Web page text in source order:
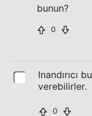
bunun?
0
Inandırıcı
verebilirler.
0